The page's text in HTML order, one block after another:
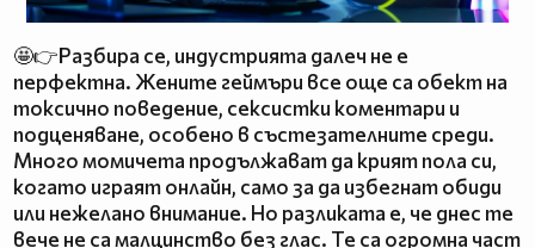
🤩👉Разбира се, индустрията далеч не е
перфектна. Жените геймъри все още са обект на
токсично поведение, сексистки коментари и
подценяване, особено в състезателните среди.
Много момичета продължават да крият пола си,
когато играят онлайн, само за да избегнат обиди
или нежелано внимание. Но разликата е, че днес те
вече не са малцинство без глас. Те са огромна част